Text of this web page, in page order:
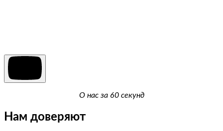
О нас за 60 секунд
Нам доверяют